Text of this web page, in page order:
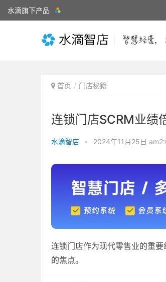
水滴旗下产品
首页 门店秘籍
连锁门店SCRM业绩
水滴智店 • 2024年11月25日
连锁门店作为现代零售业的重
的焦点。